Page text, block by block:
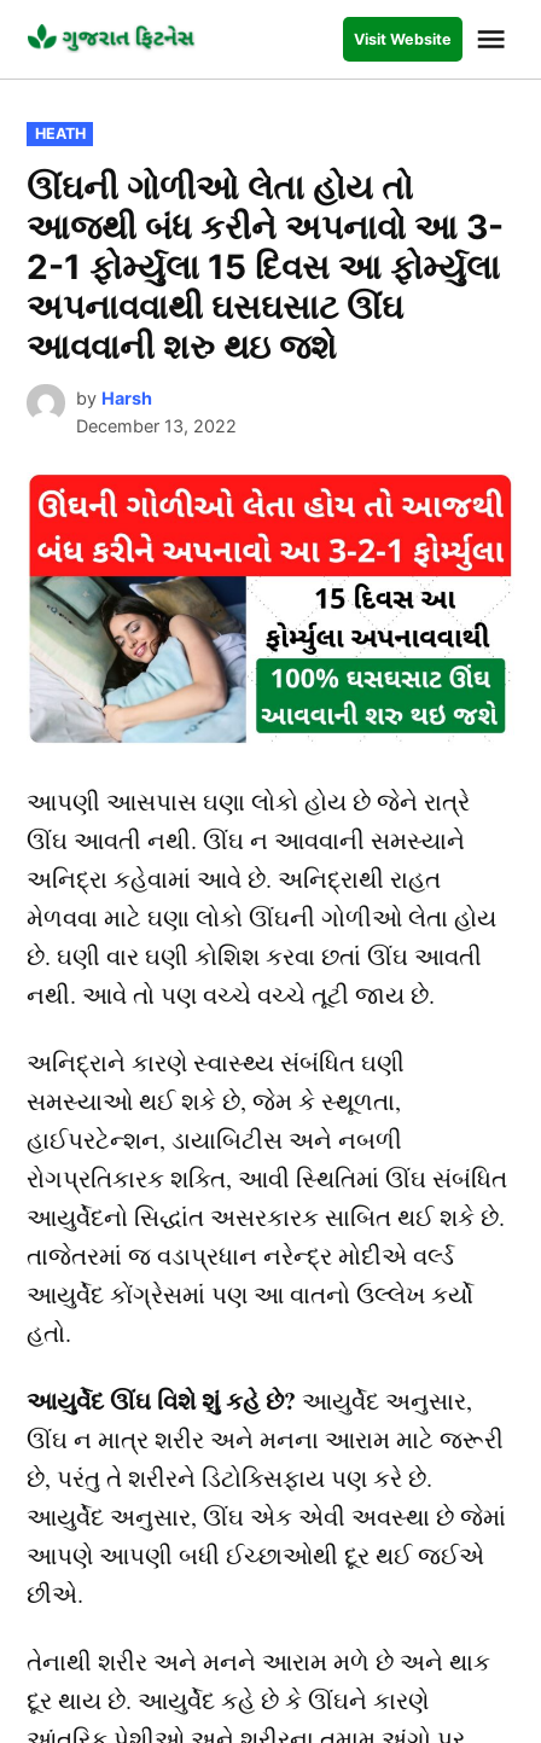
content
FITNESS
Visit Website
POSTED
IN
HEATH
ઊંઘની ગોળીઓ લેતા હોય તો
આજથી બંધ કરીને અપનાવો આ 3-
2-1 ફોર્મ્યુલા 15 દિવસ આ ફોર્મ્યુલા
અપનાવવાથી ઘસઘસાટ ઊંઘ
આવવાની શરુ થઇ જશે
by Harsh
December 13, 2022
આપણી આસપાસ ઘણા લોકો હોય છે જેને રાત્રે
ઊંઘ આવતી નથી. ઊંઘ ન આવવાની સમસ્યાને
અનિદ્રા કહેવામાં આવે છે. અનિદ્રાથી રાહત
મેળવવા માટે ઘણા લોકો ઊંઘની ગોળીઓ લેતા હોય
છે. ઘણી વાર ઘણી કોશિશ કરવા છતાં ઊંઘ આવતી
નથી. આવે તો પણ વચ્ચે વચ્ચે તૂટી જાય છે.
અનિદ્રાને કારણે સ્વાસ્થ્ય સંબંધિત ઘણી
સમસ્યાઓ થઈ શકે છે, જેમ કે સ્થૂળતા,
હાઈપરટેન્શન, ડાયાબિટીસ અને નબળી
રોગપ્રતિકારક શક્તિ, આવી સ્થિતિમાં ઊંઘ સંબંધિત
આયુર્વેદનો સિદ્ધાંત અસરકારક સાબિત થઈ શકે છે.
તાજેતરમાં જ વડાપ્રધાન નરેન્દ્ર મોદીએ વર્લ્ડ
આયુર્વેદ કોંગ્રેસમાં પણ આ વાતનો ઉલ્લેખ કર્યો
હતો.
આયુર્વેદ ઊંઘ વિશે શું કહે છે? આયુર્વેદ અનુસાર,
ઊંઘ ન માત્ર શરીર અને મનના આરામ માટે જરૂરી
છે, પરંતુ તે શરીરને ડિટોક્સિફાય પણ કરે છે.
આયુર્વેદ અનુસાર, ઊંઘ એક એવી અવસ્થા છે જેમાં
આપણે આપણી બધી ઈચ્છાઓથી દૂર થઈ જઈએ
છીએ.
તેનાથી શરીર અને મનને આરામ મળે છે અને થાક
દૂર થાય છે. આયુર્વેદ કહે છે કે ઊંઘને ​​કારણે